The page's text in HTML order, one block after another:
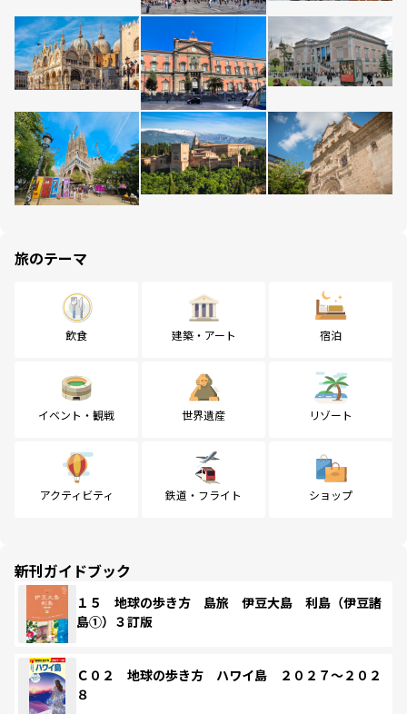
旅のテーマ
飲食 建築・アート 宿泊
イベント・観戦 世界遺産 リゾート
アクティビティ 鉄道・フライト ショップ
新刊ガイドブック
１５ 地球の歩き方 島旅 伊豆大島 利島（伊豆諸
島①）３訂版
Ｃ０２ 地球の歩き方 ハワイ島 ２０２７～２０２
８